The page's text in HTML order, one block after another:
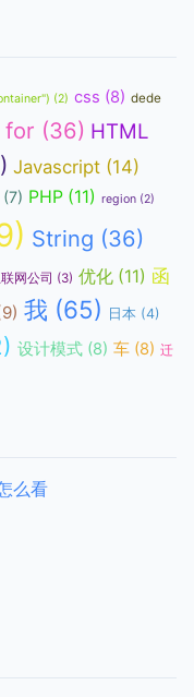
(2) css (8) dede
for (36) HTML
Javascript (14)
(7) PHP (11) region (2)
String (36)
网公司 (3) 优化 (11) 函
我 (65) 日本 (4)
设计模式 (8) 车 (8) 迁
么看